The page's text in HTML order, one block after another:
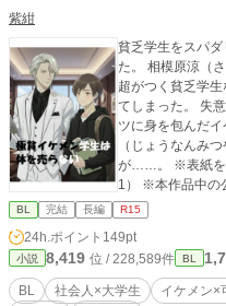
紫紺
貧乏学生をスパ
た。 相模原涼（
超がつく貧乏学
てしまった。 失
ツに身を包んだ
（じょうなんみ
が……。 ※表紙をAI君に描いてもらいました。（2026．2.2
1） ※本作品中の
す。完全なフィク
ません。拙い表現
BL 完結 長編 R15
24h.ポイント 149pt
小説 8,419 位 / 228,589件 BL
BL 社会人×大学生 イケメン×